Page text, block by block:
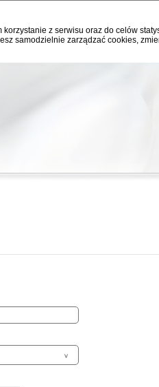
z serwisu oraz do celów
samodzielnie zarządzać cookies,